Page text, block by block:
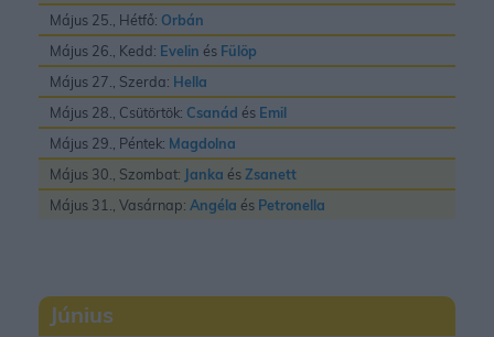
Május 25., Hétfő: Orbán
Május 26., Kedd: Evelin és Fülöp
Május 27., Szerda: Hella
Május 28., Csütörtök: Csanád és Emil
Május 29., Péntek: Magdolna
Május 30., Szombat: Janka ésZsanett
Május 31., Vasárnap: Angéla és Petronella
Június